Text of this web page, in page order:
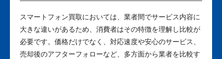
スマートフォン買取においては、業者間でサービス内容に
大きな違いがあるため、消費者はその特徴を理解し比較が
必要です。価格だけでなく、対応速度や安心のサービス、
売却後のアフターフォローなど、多方面から業者を比較す